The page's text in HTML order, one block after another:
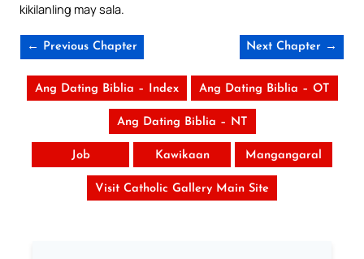
kikilanling may sala.
← Previous Chapter Next Chapter →
Ang Dating Biblia – Index Ang Dating Biblia – OT
Ang Dating Biblia – NT
Job Kawikaan Mangangaral
Visit Catholic Gallery Main Site